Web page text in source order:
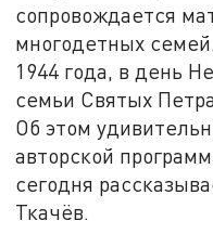
сопровождается
многодетных
1944 года, в день
семьи Святых
Об этом
авторской
сегодня
Ткачёв.